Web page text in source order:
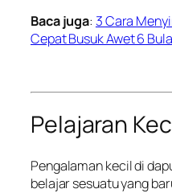
Baca juga: 3 Cara
Cepat Busuk Awet 6
Pelajaran
Pengalaman kecil di
belajar sesuatu yang